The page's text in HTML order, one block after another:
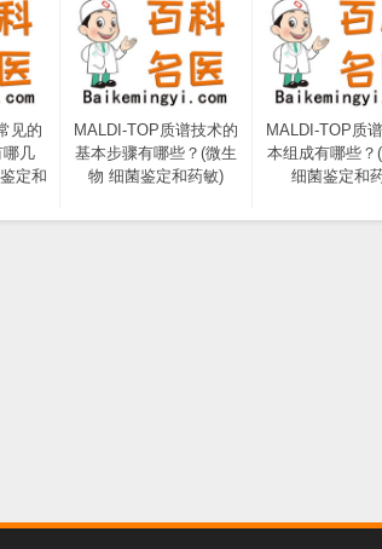
见的
哪几
定和
MALDI-TOP质谱技术的
基本步骤有哪些？(微生
物 细菌鉴定和药敏)
MALDI-TOP质
本组成有哪些？
细菌鉴定和